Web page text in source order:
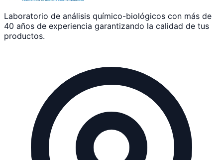
Laboratorio de análisis químico-biológicos con más de
40 años de experiencia garantizando la calidad de tus
productos.